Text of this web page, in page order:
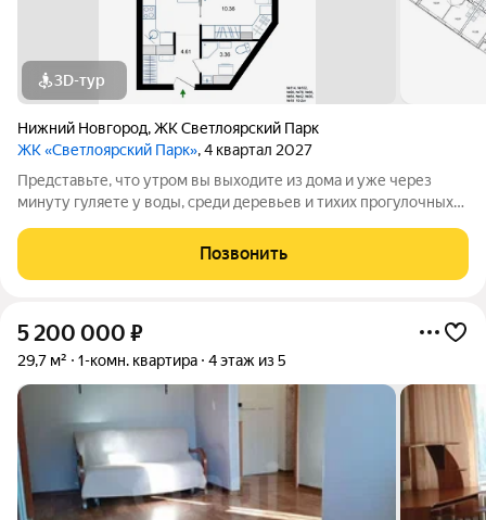
3D-тур
Нижний Новгород,ЖК Светлоярский Парк
ЖК «Светлоярский Парк», 4 квартал 2027
Представьте, что утром вы выходите из дома и уже через
минуту гуляете у воды, среди деревьев и тихих прогулочных
рядом с одним из самых живописных мест Сормовского
района Нижнего Новгорода
Позвонить
5 200 000 ₽
29,7 м² 1-комн. квартира 4 этаж из 5